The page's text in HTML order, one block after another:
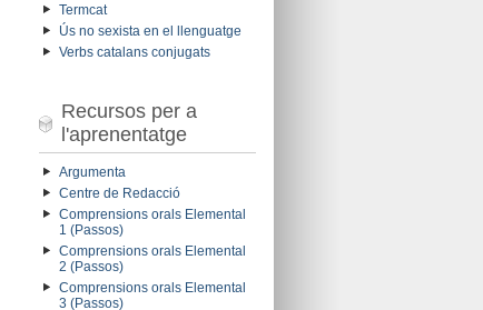
Termcat
Ús no sexista en el llenguatge
Verbs catalans conjugats
Recursos per a
l'aprenentatge
Argumenta
Centre de Redacció
Comprensions orals Elemental
1 (Passos)
Comprensions orals Elemental
2 (Passos)
Comprensions orals Elemental
3 (Passos)